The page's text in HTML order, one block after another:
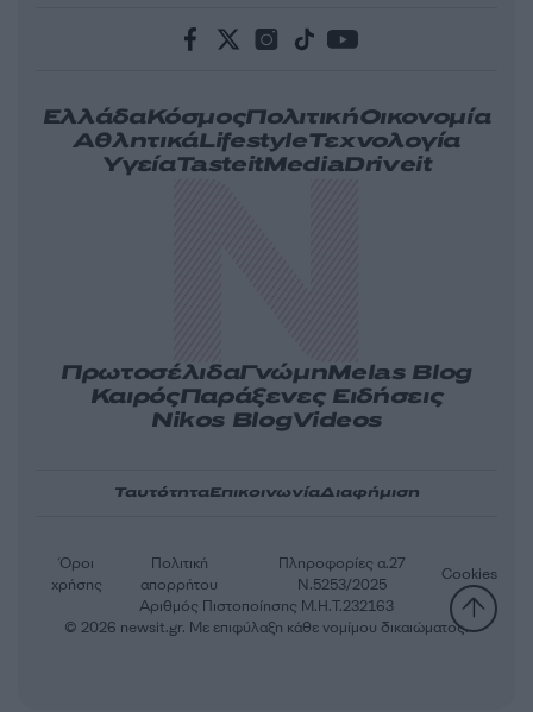
ΕλλάδαΚόσμοςΠολιτικήΟικονομία
ΑθλητικάLifestyleΤεχνολογία
ΥγείαTasteitMediaDriveit
ΠρωτοσέλιδαΓνώμηMelas Blog
ΚαιρόςΠαράξενες Ειδήσεις
Nikos BlogVideos
ΤαυτότηταΕπικοινωνίαΔιαφήμιση
Αριθμός Πιστοποίησης Μ.Η.Τ.232163
Όροι
χρήσης
Πολιτική
απορρήτου
Πληροφορίες α.27
Ν.5253/2025
Cookies
© 2026 newsit.gr. Με επιφύλαξη κάθε νομίμου δικαιώματος.